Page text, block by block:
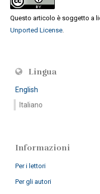
Questo articolo è soggetto a
Unported License.
Lingua
English
Italiano
Informazioni
Per i lettori
Per gli autori